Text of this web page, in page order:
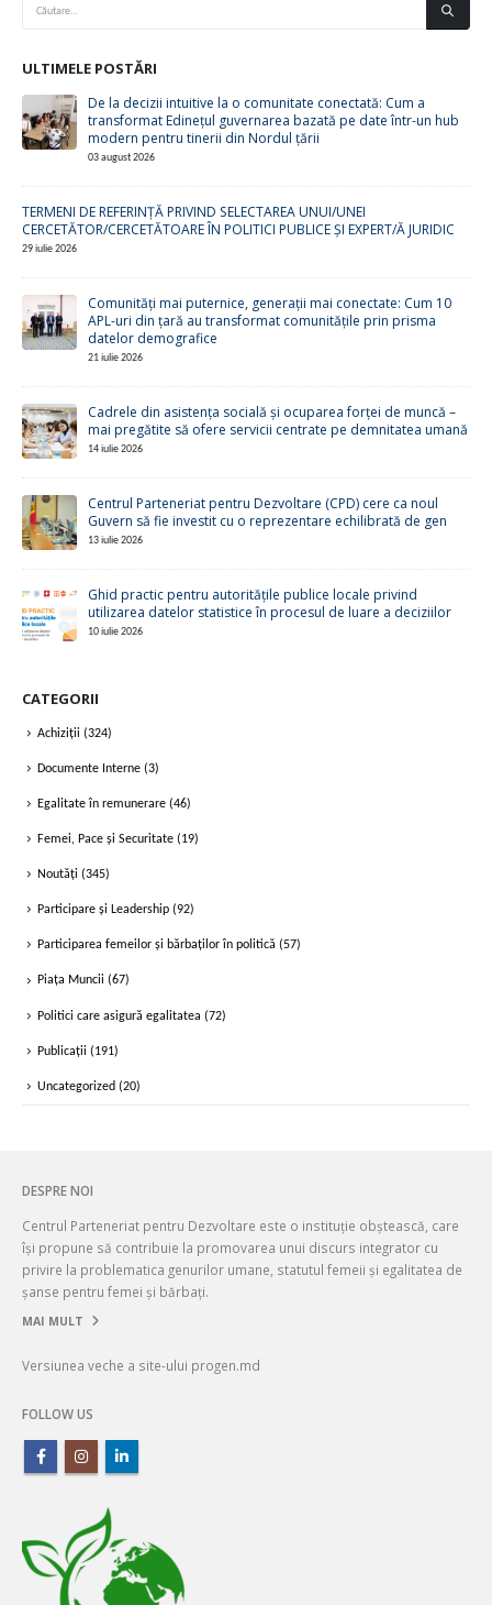
ULTIMELE POSTĂRI
De la decizii intuitive la o comunitate conectată: Cum a
transformat Edinețul guvernarea bazată pe date într-un hub
modern pentru tinerii din Nordul țării
03 august 2026
TERMENI DE REFERINȚĂ PRIVIND SELECTAREA UNUI/UNEI
CERCETĂTOR/CERCETĂTOARE ÎN POLITICI PUBLICE ȘI EXPERT/Ă JURIDIC
29 iulie 2026
Comunități mai puternice, generații mai conectate: Cum 10
APL-uri din țară au transformat comunitățile prin prisma
datelor demografice
21 iulie 2026
Cadrele din asistența socială și ocuparea forței de muncă –
mai pregătite să ofere servicii centrate pe demnitatea umană
14 iulie 2026
Centrul Parteneriat pentru Dezvoltare (CPD) cere ca noul
Guvern să fie investit cu o reprezentare echilibrată de gen
13 iulie 2026
Ghid practic pentru autoritățile publice locale privind
utilizarea datelor statistice în procesul de luare a deciziilor
10 iulie 2026
CATEGORII
Achiziții (324)
Documente Interne (3)
Egalitate în remunerare (46)
Femei, Pace și Securitate (19)
Noutăți (345)
Participare și Leadership (92)
Participarea femeilor și bărbaților în politică (57)
Piața Muncii (67)
Politici care asigură egalitatea (72)
Publicații (191)
Uncategorized (20)
DESPRE NOI
Centrul Parteneriat pentru Dezvoltare este o instituție obștească, care
își propune să contribuie la promovarea unui discurs integrator cu
privire la problematica genurilor umane, statutul femeii și egalitatea de
șanse pentru femei și bărbați.
MAI MULT
Versiunea veche a site-ului progen.md
FOLLOW US